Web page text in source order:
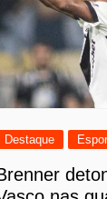
Destaque